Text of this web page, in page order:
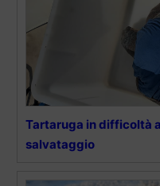
Tartaruga in difficoltà
salvataggio